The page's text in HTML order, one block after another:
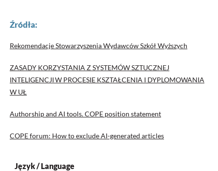
Źródła:
Rekomendacje Stowarzyszenia Wydawców Szkół Wyższych
ZASADY KORZYSTANIA Z SYSTEMÓW SZTUCZNEJ
INTELIGENCJI W PROCESIE KSZTAŁCENIA I DYPLOMOWANIA
W UŁ
Authorship and AI tools. COPE position statement
COPE forum: How to exclude AI-generated articles
Język / Language